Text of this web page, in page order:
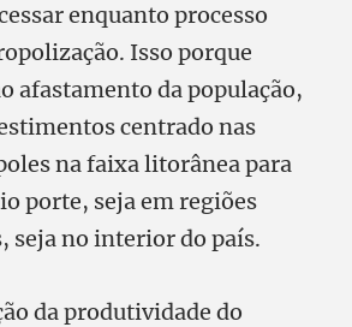
enquanto processo
Isso porque
afastamento da população,
centrado nas
na faixa litorânea para
porte, seja em regiões
seja no interior do país.
da produtividade do